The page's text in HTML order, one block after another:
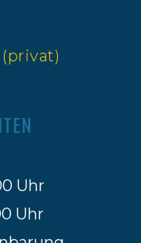
Uhr
Uhr